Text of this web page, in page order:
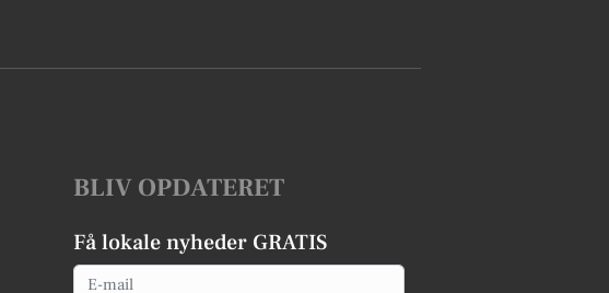
BLIV OPDATERET
Få lokale nyheder GRATIS
Email